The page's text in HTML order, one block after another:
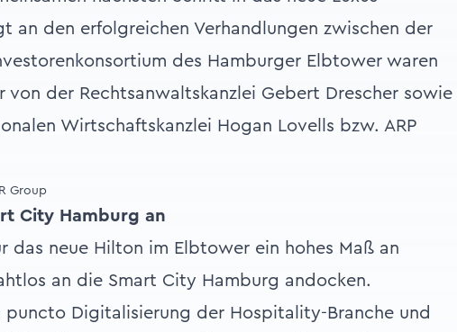
an den erfolgreichen Verhandlungen zwischen der
des Hamburger Elbtower waren
von der Rechtsanwaltskanzlei Gebert Drescher sowie
Wirtschaftskanzlei Hogan Lovells bzw. ARP
Group
City Hamburg an
das neue Hilton im Elbtower ein hohes Maß an
an die Smart City Hamburg andocken.
puncto Digitalisierung der Hospitality-Branche und